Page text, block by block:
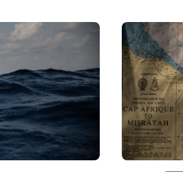
News